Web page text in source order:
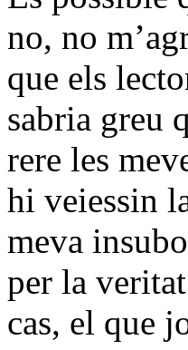
no, no
que els
sabria greu
rere les
hi veiessin
meva
per la
cas, el que